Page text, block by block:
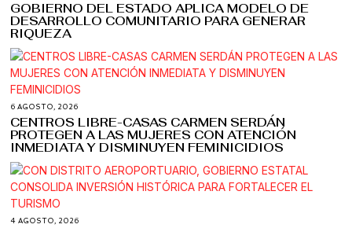
GOBIERNO DEL ESTADO APLICA MODELO DE
DESARROLLO COMUNITARIO PARA GENERAR
RIQUEZA
6 AGOSTO, 2026
CENTROS LIBRE-CASAS CARMEN SERDÁN
PROTEGEN A LAS MUJERES CON ATENCIÓN
INMEDIATA Y DISMINUYEN FEMINICIDIOS
4 AGOSTO, 2026